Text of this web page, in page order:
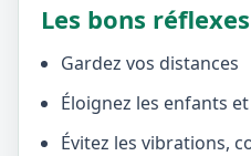
Les bons réflexes
Gardez vos distances
Éloignez les enfants
Évitez les vibrations,